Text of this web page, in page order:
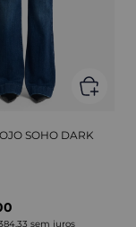
SOHO DARK
sem juros